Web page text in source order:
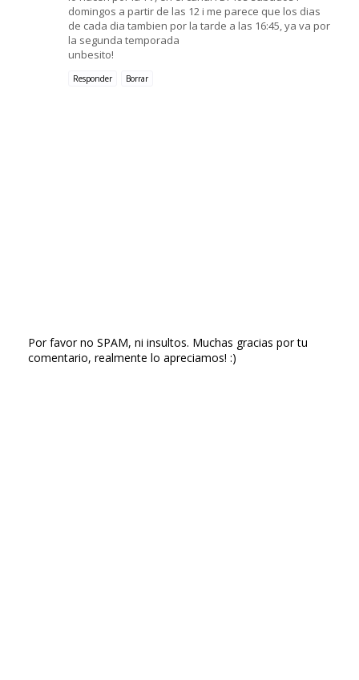
domingos a partir de las 12 i me parece que los dias
de cada dia tambien por la tarde a las 16:45, ya va por
la segunda temporada
unbesito!
Responder Borrar
Por favor no SPAM, ni insultos. Muchas gracias por tu
comentario, realmente lo apreciamos! :)